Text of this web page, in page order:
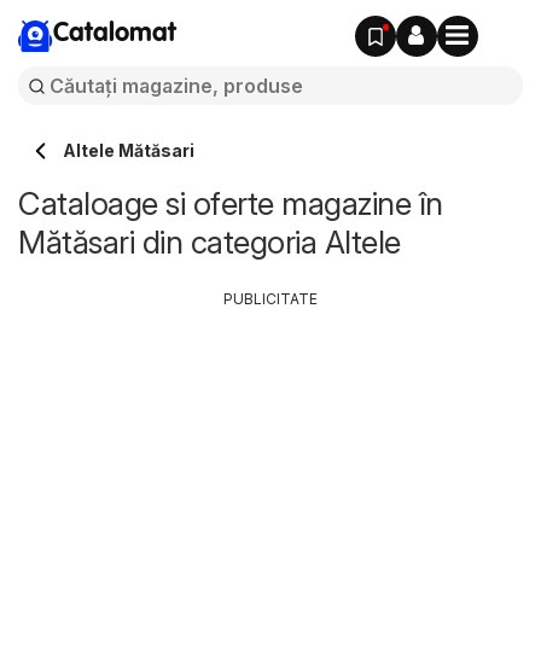
Catalomat
Altele Mătăsari
Cataloage si oferte magazine în
Mătăsari din categoria Altele
PUBLICITATE